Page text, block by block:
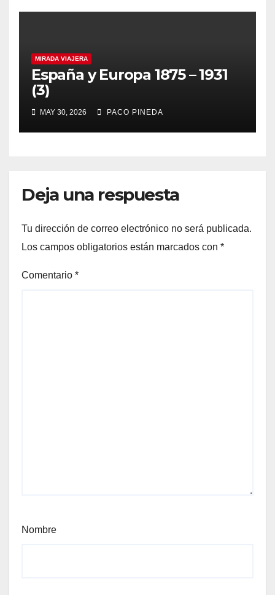
MIRADA VIAJERA
España y Europa 1875 – 1931
(3)
MAY 30, 2026 PACO PINEDA
Deja una respuesta
Tu dirección de correo electrónico no será publicada.
Los campos obligatorios están marcados con *
Comentario *
Nombre